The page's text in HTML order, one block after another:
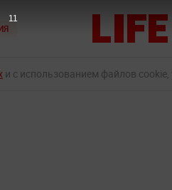
и с использованием файлов
9